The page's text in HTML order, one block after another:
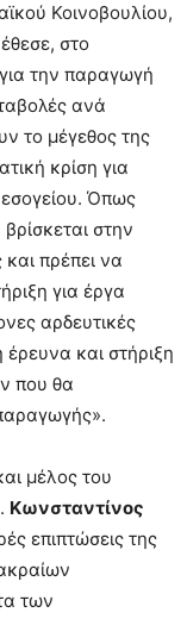
Κοινοβουλίου,
στο
την παραγωγή
ανά
το μέγεθος της
κρίση για
Όπως
στην
πρέπει να
για έργα
αρδευτικές
και στήριξη
που θα
μέλος του
Κωνσταντίνος
επιπτώσεις της
των